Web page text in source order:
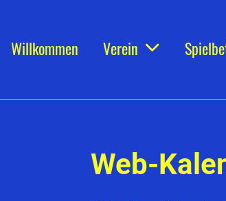
Willkommen Verein
Web-